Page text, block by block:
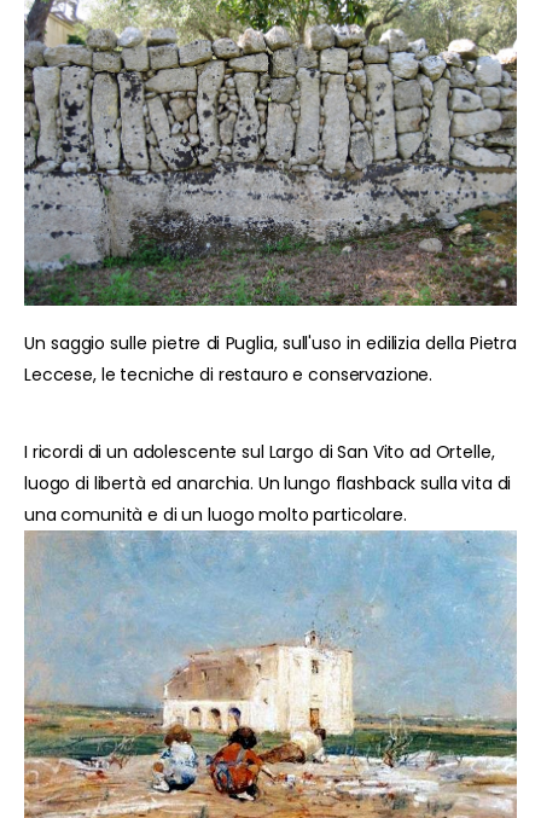
Un saggio sulle pietre di Puglia, sull'uso in edilizia della Pietra
Leccese, le tecniche di restauro e conservazione.
I ricordi di un adolescente sul Largo di San Vito ad Ortelle,
luogo di libertà ed anarchia. Un lungo flashback sulla vita di
una comunità e di un luogo molto particolare.